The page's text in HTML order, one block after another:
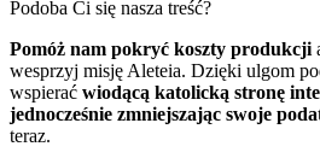
Podoba Ci się nasza treść?
Pomóż nam pokryć koszty produkcji
wesprzyj misję Aleteia. Dzięki ulgom
wspierać wiodącą katolicką stronę
jednocześnie zmniejszając swoje
teraz.